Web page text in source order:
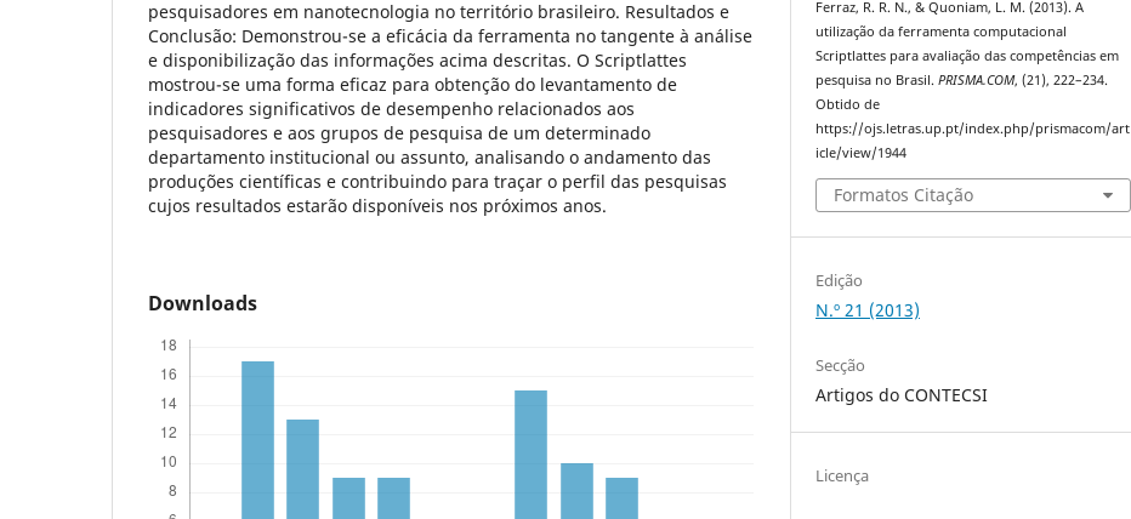
pesquisadores em nanotecnologia no território brasileiro. Resultados e
Conclusão: Demonstrou-se a eficácia da ferramenta no tangente à análise
e disponibilização das informações acima descritas. O Scriptlattes
mostrou-se uma forma eficaz para obtenção do levantamento de
indicadores significativos de desempenho relacionados aos
pesquisadores e aos grupos de pesquisa de um determinado
departamento institucional ou assunto, analisando o andamento das
produções científicas e contribuindo para traçar o perfil das pesquisas
cujos resultados estarão disponíveis nos próximos anos.
Downloads
Ferraz, R. R. N., & Quoniam, L. M. (2013). A
utilização da ferramenta computacional
Scriptlattes para avaliação das competências em
pesquisa no Brasil.PRISMA.COM, (21), 222–234.
Obtido de
https://ojs.letras.up.pt/index.php/prismacom/art
icle/view/1944
Formatos Citação
Edição
N.º 21 (2013)
Secção
Artigos do CONTECSI
Licença